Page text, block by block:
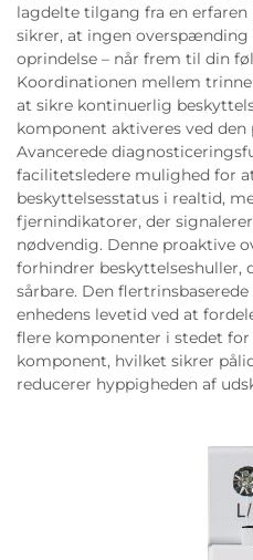
lagdelte tilgang fra en erfaren
sikrer, at ingen overspænding
oprindelse – når frem til din
Koordinationen mellem
at sikre kontinuerlig
komponent aktiveres ved
Avancerede
facilitetsledere mulighed for
beskyttelsesstatus i realtid,
fjernindikatorer, der
nødvendig. Denne proaktive
forhindrer beskyttelseshuller,
sårbare. Den
enhedens levetid ved at
flere komponenter i stedet for
komponent, hvilket sikrer
reducerer hyppigheden af